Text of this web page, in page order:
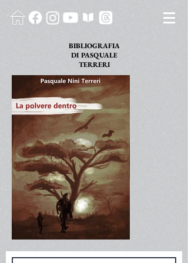
BIBLIOGRAFIA
DI PASQUALE
TERRERI